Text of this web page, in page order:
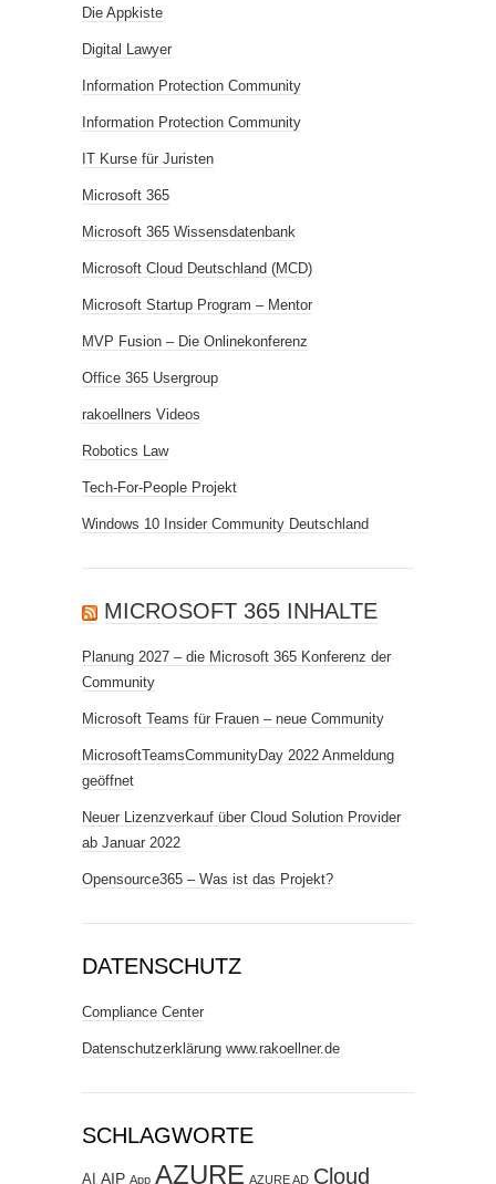
Die Appkiste
Digital Lawyer
Information Protection Community
Information Protection Community
IT Kurse für Juristen
Microsoft 365
Microsoft 365 Wissensdatenbank
Microsoft Cloud Deutschland (MCD)
Microsoft Startup Program – Mentor
MVP Fusion – Die Onlinekonferenz
Office 365 Usergroup
rakoellners Videos
Robotics Law
Tech-For-People Projekt
Windows 10 Insider Community Deutschland
MICROSOFT 365 INHALTE
Planung 2027 – die Microsoft 365 Konferenz der
Community
Microsoft Teams für Frauen – neue Community
MicrosoftTeamsCommunityDay 2022 Anmeldung
geöffnet
Neuer Lizenzverkauf über Cloud Solution Provider
ab Januar 2022
Opensource365 – Was ist das Projekt?
DATENSCHUTZ
Compliance Center
Datenschutzerklärung www.rakoellner.de
SCHLAGWORTE
AI AIP App AZURE AZURE AD Cloud